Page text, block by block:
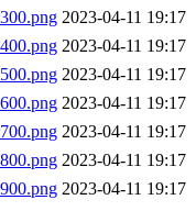
2023-04-11 19:17
2023-04-11 19:17
2023-04-11 19:17
2023-04-11 19:17
2023-04-11 19:17
2023-04-11 19:17
2023-04-11 19:17